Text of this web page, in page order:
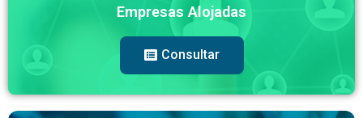
Empresas Alojadas
Consultar